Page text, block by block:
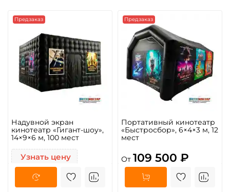
Предзаказ
Надувной экран
кинотеатр «Гигант-шоу»,
14×9×6 м, 100 мест
Узнать цену
Предзаказ
Портативный кинотеатр
«Быстросбор», 6×4×3 м, 12
мест
От 109 500 ₽